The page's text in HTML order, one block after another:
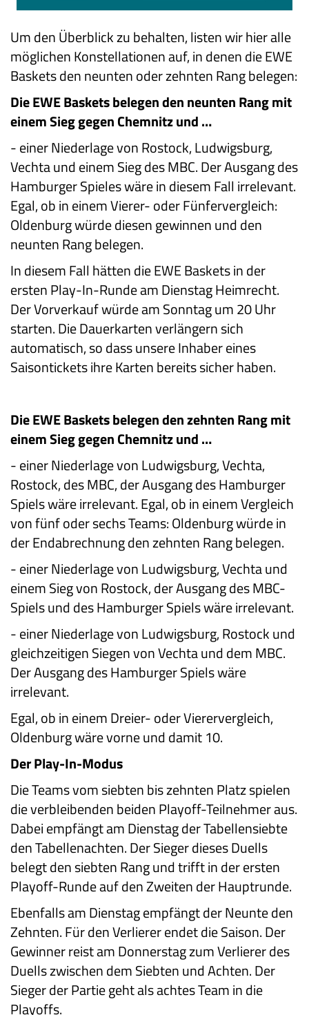
Um den Überblick zu behalten, listen wir hier alle
möglichen Konstellationen auf, in denen die EWE
Baskets den neunten oder zehnten Rang belegen:
Die EWE Baskets belegen den neunten Rang mit
einem Sieg gegen Chemnitz und …
-einer Niederlage von Rostock, Ludwigsburg,
Vechta und einem Sieg des MBC. Der Ausgang des
Hamburger Spieles wäre in diesem Fall irrelevant.
Egal, ob in einem Vierer- oder Fünfervergleich:
Oldenburg würde diesen gewinnen und den
neunten Rang belegen.
In diesem Fall hätten die EWE Baskets in der
ersten Play-In-Runde am Dienstag Heimrecht.
Der Vorverkauf würde am Sonntag um 20 Uhr
starten. Die Dauerkarten verlängern sich
automatisch, so dass unsere Inhaber eines
Saisontickets ihre Karten bereits sicher haben.
Die EWE Baskets belegen den zehnten Rang mit
einem Sieg gegen Chemnitz und …
-einer Niederlage von Ludwigsburg, Vechta,
Rostock, des MBC, der Ausgang des Hamburger
Spiels wäre irrelevant. Egal, ob in einem Vergleich
von fünf oder sechs Teams: Oldenburg würde in
der Endabrechnung den zehnten Rang belegen.
-einer Niederlage von Ludwigsburg, Vechta und
einem Sieg von Rostock, der Ausgang des MBC-
Spiels und des Hamburger Spiels wäre irrelevant.
-einer Niederlage von Ludwigsburg, Rostock und
gleichzeitigen Siegen von Vechta und dem MBC.
Der Ausgang des Hamburger Spiels wäre
irrelevant.
Egal, ob in einem Dreier- oder Vierervergleich,
Oldenburg wäre vorne und damit 10.
Der Play-In-Modus
Die Teams vom siebten bis zehnten Platz spielen
die verbleibenden beiden Playoff-Teilnehmer aus.
Dabei empfängt am Dienstag der Tabellensiebte
den Tabellenachten. Der Sieger dieses Duells
belegt den siebten Rang und trifft in der ersten
Playoff-Runde auf den Zweiten der Hauptrunde.
Ebenfalls am Dienstag empfängt der Neunte den
Zehnten. Für den Verlierer endet die Saison. Der
Gewinner reist am Donnerstag zum Verlierer des
Duells zwischen dem Siebten und Achten. Der
Sieger der Partie geht als achtes Team in die
Playoffs.